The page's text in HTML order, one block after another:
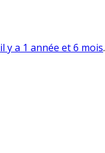
il y a 1 année et 6 mois.